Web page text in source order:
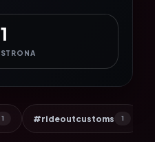
1
STRONA
1 #rideoutcustoms 1